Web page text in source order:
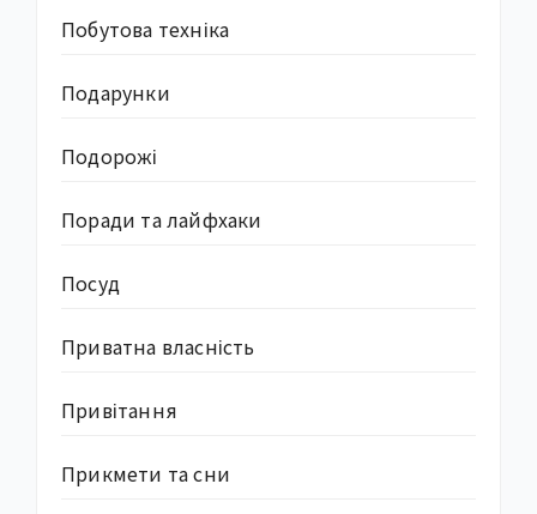
Побутова техніка
Подарунки
Подорожі
Поради та лайфхаки
Посуд
Приватна власність
Привітання
Прикмети та сни